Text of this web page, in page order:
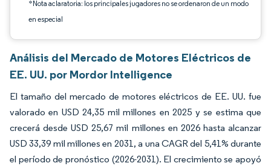
*Nota aclaratoria: los principales jugadores no se ordenaron de un modo
en especial
Análisis del Mercado de Motores Eléctricos de
EE. UU. por Mordor Intelligence
El tamaño del mercado de motores eléctricos de EE. UU. fue
valorado en USD 24,35 mil millones en 2025 y se estima que
crecerá desde USD 25,67 mil millones en 2026 hasta alcanzar
USD 33,39 mil millones en 2031, a una CAGR del 5,41% durante
el período de pronóstico (2026-2031). El crecimiento se apoyó